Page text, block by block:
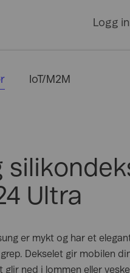
Logg
post IoT/M2M
Ultra
er mykt og har et
Dekselet gir mobilen
ned i lommen eller